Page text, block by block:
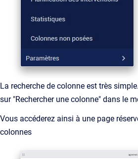
La recherche de colonne est très
sur "Rechercher une colonne" dans le
Vous accéderez ainsi à une page
colonnes